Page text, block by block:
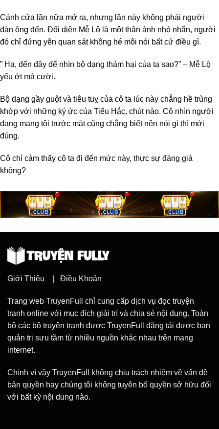
Cánh cửa lần nữa mở ra, nhưng lần này không phải người
đàn ông đến. Đối diện Mễ Lộ là một thân ảnh nhỏ nhắn, người
đó chỉ đứng yên quan sát không hé môi nói bất cứ điều gì.
” Ha, đến đây để nhìn bộ dạng thảm hại của ta sao?” – Mễ Lộ
yếu ớt mà cười.
Bộ dạng gầy guột và tiêu tuỵ của cô ta lúc này chẳng hề trùng
khớp với những ký ức của Tiểu Hắc, chút nào. Cô nhìn người
đang mang tội trước mặt cũng chẳng biết nên nói gì thì mới
đúng.
Cô chỉ cảm thấy cô ta đi đến mức này, thực sự đáng giá
không?
Giới Thiệu Điều Khoản
Trang web TruyenFull chỉ cung cấp dịch vụ đọc truyện
tranh online với mục đích giải trí và chia sẻ nội dung. Toàn
bộ các bộ truyện tranh được TruyenFull đăng tải được bạn
quản trị sưu tầm từ nhiều nguồn khác nhau trên mạng
internet.
Chính vì vậy TruyenFull không chịu trách nhiệm về vấn đề
bản quyền hay chúng tôi không tuyên bố quyền sở hữu đối
với bất kỳ nội dung nào.